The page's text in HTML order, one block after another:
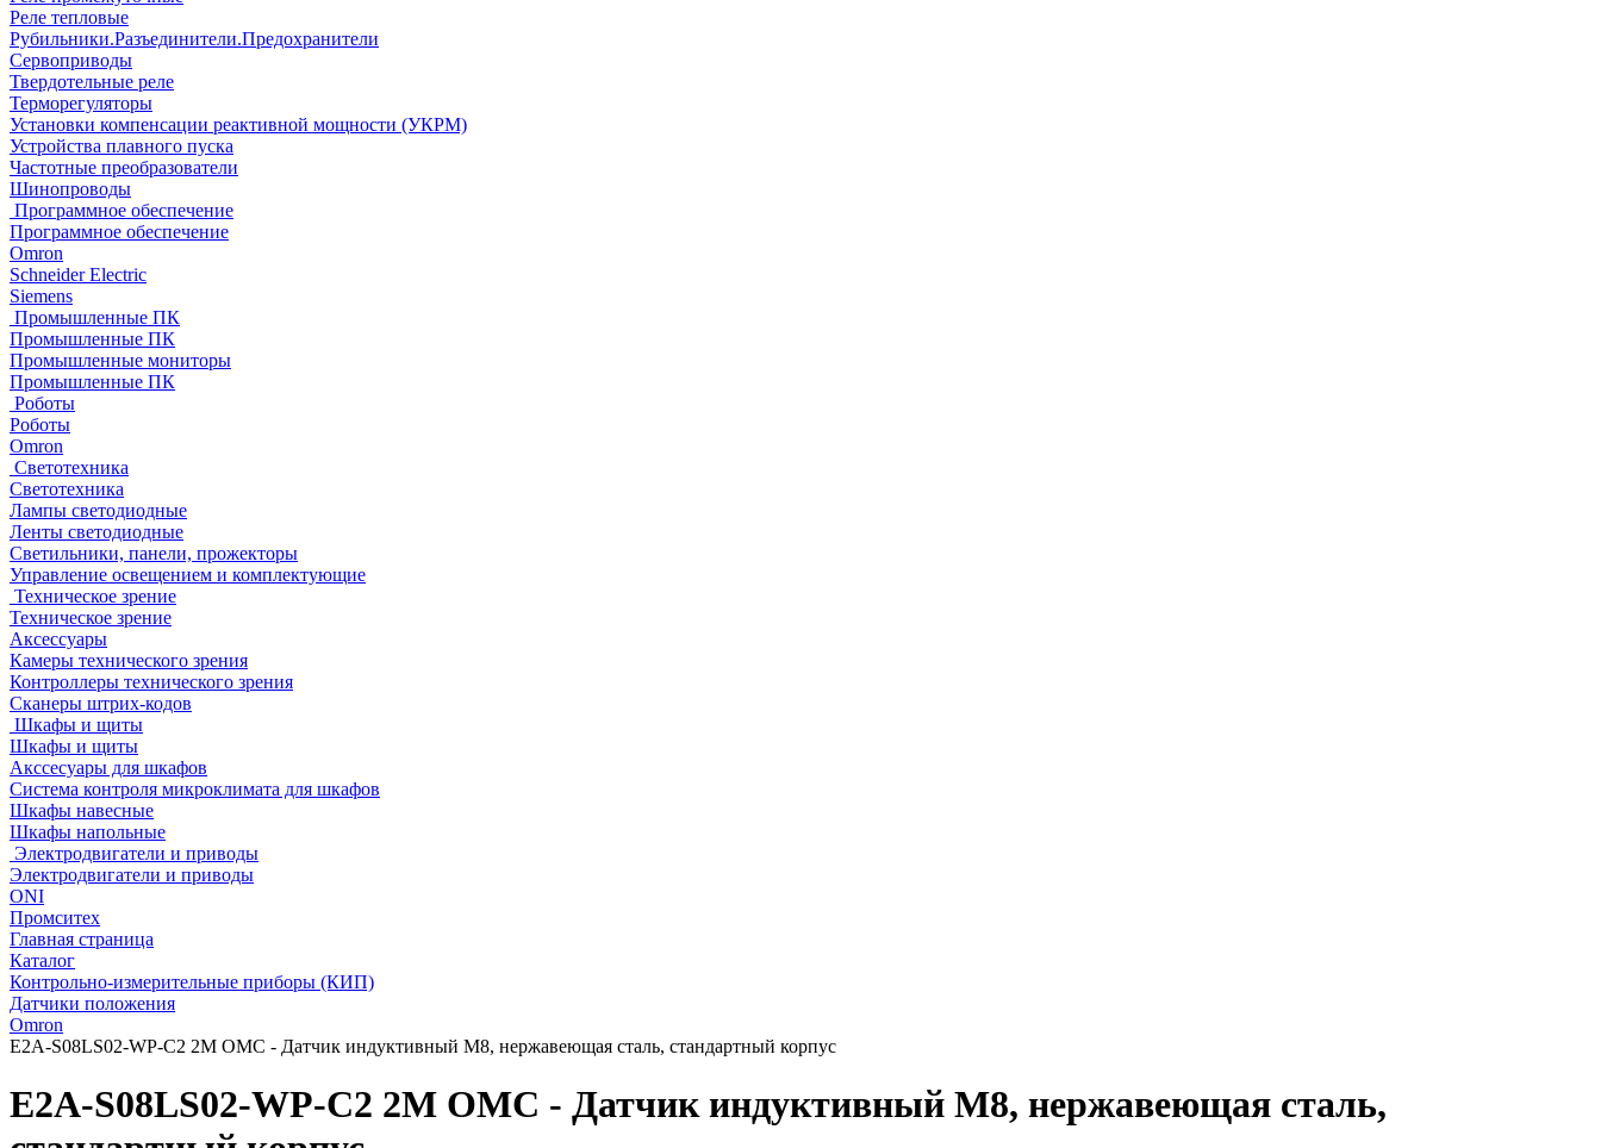
Реле тепловые
Рубильники.Разъединители.Предохранители
Сервоприводы
Твердотельные реле
Терморегуляторы
Установки компенсации реактивной мощности (УКРМ)
Устройства плавного пуска
Частотные преобразователи
Шинопроводы
Программное обеспечение
Программное обеспечение
Omron
Schneider Electric
Siemens
Промышленные ПК
Промышленные ПК
Промышленные мониторы
Промышленные ПК
Роботы
Роботы
Omron
Светотехника
Светотехника
Лампы светодиодные
Ленты светодиодные
Светильники, панели, прожекторы
Управление освещением и комплектующие
Техническое зрение
Техническое зрение
Аксессуары
Камеры технического зрения
Контроллеры технического зрения
Сканеры штрих-кодов
Шкафы и щиты
Шкафы и щиты
Акссесуары для шкафов
Система контроля микроклимата для шкафов
Шкафы навесные
Шкафы напольные
Электродвигатели и приводы
Электродвигатели и приводы
ONI
Промситех
Главная страница
Каталог
Контрольно-измерительные приборы (КИП)
Датчики положения
Omron
E2A-S08LS02-WP-C2 2M OMC - Датчик индуктивный M8, нержавеющая сталь, стандартный корпус
E2A-S08LS02-WP-C2 2M OMC - Датчик индуктивный M8, нержавеющая сталь,